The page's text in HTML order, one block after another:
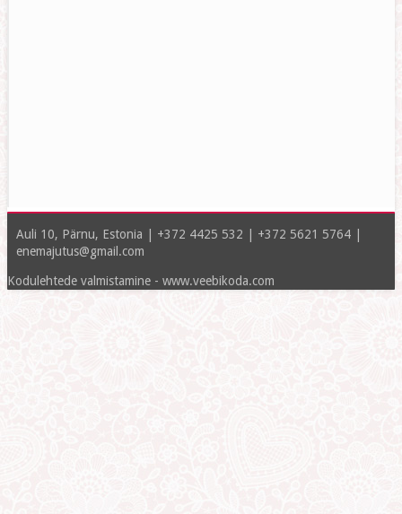
Auli 10, Pärnu, Estonia | +372 4425 532 | +372 5621 5764 |
enemajutus@gmail.com
Kodulehtede valmistamine - www.veebikoda.com